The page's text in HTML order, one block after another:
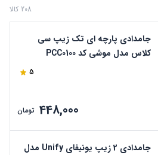
208 کالا
جامدادی پارچه ای تک زیپ سی
کلاس مدل موشی کد PCC0100
5
448,000 تومان
جامدادی 2 زیپ یونیفای Unify مدل